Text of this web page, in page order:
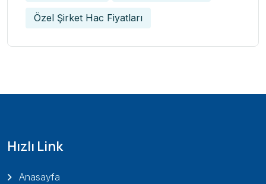
Özel Şirket Hac Fiyatları
Hızlı Link
Anasayfa